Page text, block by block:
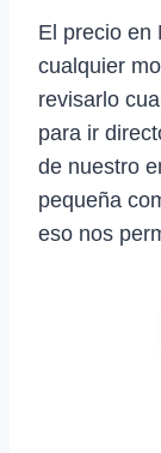
El precio en
cualquier
revisarlo
para ir
de nuestro
pequeña
eso nos